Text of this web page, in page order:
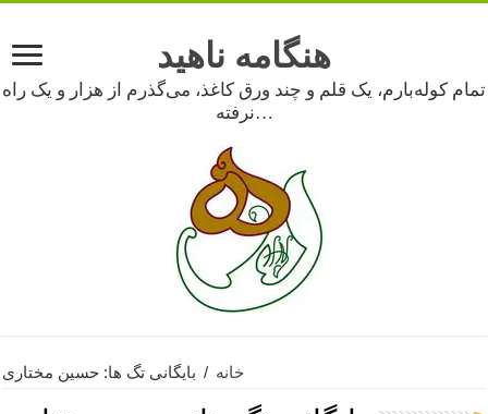
هنگامه ناهید
تمام کوله‌بارم، یک قلم و چند ورق کاغذ، می‌گذرم از هزار و یک راه
نرفته…
خانه / بایگانی تگ ها: حسین مختاری